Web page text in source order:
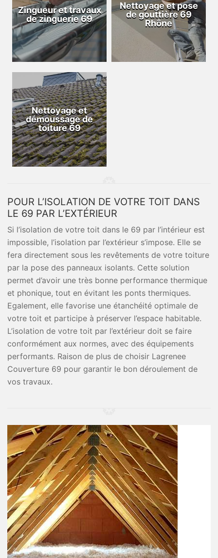
Zingueur et travaux
de zinguerie 69
Nettoyage et pose
de gouttière 69
Rhône
Nettoyage et
démoussage de
toiture 69
POUR L’ISOLATION DE VOTRE TOIT DANS
LE 69 PAR L’EXTÉRIEUR
Si l’isolation de votre toit dans le 69 par l’intérieur est
impossible, l’isolation par l’extérieur s’impose. Elle se
fera directement sous les revêtements de votre toiture
par la pose des panneaux isolants. Cette solution
permet d’avoir une très bonne performance thermique
et phonique, tout en évitant les ponts thermiques.
Egalement, elle favorise une étanchéité optimale de
votre toit et participe à préserver l’espace habitable.
L’isolation de votre toit par l’extérieur doit se faire
conformément aux normes, avec des équipements
performants. Raison de plus de choisir Lagrenee
Couverture 69 pour garantir le bon déroulement de
vos travaux.